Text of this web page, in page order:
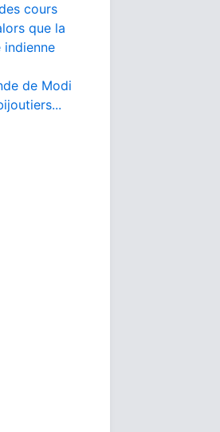
cours
que la
indienne
de Modi